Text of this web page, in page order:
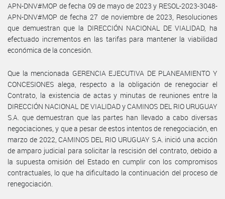
APN-DNV#MOP de fecha 09 de mayo de 2023 y RESOL-2023-3048-
APN-DNV#MOP de fecha 27 de noviembre de 2023, Resoluciones
que demuestran que la DIRECCIÓN NACIONAL DE VIALIDAD, ha
efectuado incrementos en las tarifas para mantener la viabilidad
económica de la concesión.
Que la mencionada GERENCIA EJECUTIVA DE PLANEAMIENTO Y
CONCESIONES alega, respecto a la obligación de renegociar el
Contrato, la existencia de actas y minutas de reuniones entre la
DIRECCIÓN NACIONAL DE VIALIDAD y CAMINOS DEL RIO URUGUAY
S.A. que demuestran que las partes han llevado a cabo diversas
negociaciones, y que a pesar de estos intentos de renegociación, en
marzo de 2022, CAMINOS DEL RIO URUGUAY S.A. inició una acción
de amparo judicial para solicitar la rescisión del contrato, debido a
la supuesta omisión del Estado en cumplir con los compromisos
contractuales, lo que ha dificultado la continuación del proceso de
renegociación.